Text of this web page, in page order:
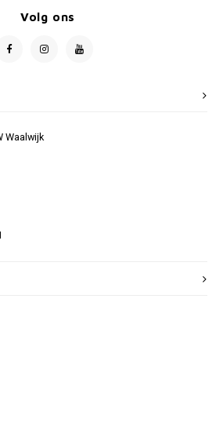
Waalwijk
Volg ons